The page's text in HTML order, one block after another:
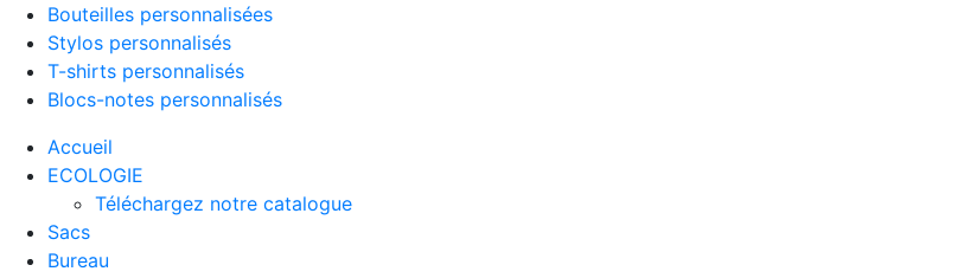
Bouteilles personnalisées
Stylos personnalisés
T-shirts personnalisés
Blocs-notes personnalisés
Accueil
ECOLOGIE
Téléchargez notre catalogue
Sacs
Bureau